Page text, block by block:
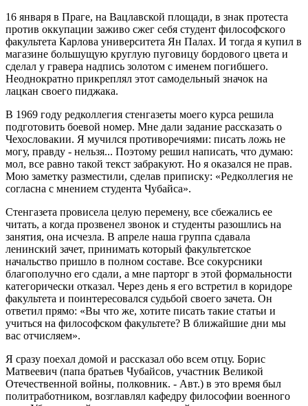
16 января в Праге, на Вацлавской площади, в знак про­теста
против оккупации заживо сжег себя студент философского
факультета Кар­лова университета Ян Палах. И тогда я купил в
магазине большущую круглую пуговицу бордового цвета и
сделал у гравера надпись золотом с именем погибшего.
Неоднократно прикреплял этот самодельный значок на
лацкан своего пиджака.
В 1969 году ред­коллегия стенгазеты моего курса решила
подготовить боевой номер. Мне дали задание рассказать о
Чехословакии. Я мучился про­тиворечиями: писать ложь не
могу, правду - нельзя... Поэтому решил написать, что думаю:
мол, все равно такой текст забракуют. Но я оказался не прав.
Мою заметку разместили, сделав приписку: «Редколлегия не
согласна с мнением студента Чубайса».
Стенгазета провисела целую перемену, все сбежались ее
читать, а когда прозвенел звонок и студенты разошлись на
занятия, она исчезла. В апреле наша группа сдавала
ленинский зачет, принимать который факультетское
начальство пришло в полном составе. Все сокурсники
благополучно его сдали, а мне парторг в этой формальности
категорически отказал. Через день я его встретил в коридоре
факультета и поинтересовался судьбой своего зачета. Он
ответил прямо: «Вы что же, хотите писать такие статьи и
учиться на философском факультете? В ближайшие дни мы
вас отчисляем».
Я сразу поехал домой и рассказал обо всем отцу. Борис
Матвеевич (папа братьев Чубайсов, участник Великой
Отечественной войны, полковник. - Авт.) в это время был
политработником, возглавлял кафедру философии военного